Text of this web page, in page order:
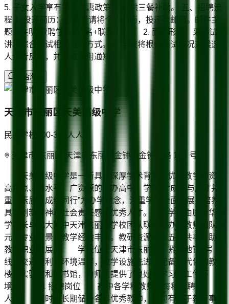
5. 子女入学享有学费优惠政策; 6.提供三餐补助。 五、招聘流
程 1. 投递简历：应聘者请将个人简历，投递至邮箱。邮件主
题请注明“应聘学科+姓名+联系方式”。 2. 面试形式：采用试
讲和综合面试相结合的方式。 3. 学校将根据面试情况对候选
人进行反馈，并发放录用通知书。
开始沟通
天津市东丽区天美高级中学
民办学校 100-300人 人
天津市/东丽区 天津市东丽区金钟街金钟河路 199 号
天美高级中学是一所具有深厚学术背景和优质教学师资的
高起点、高水平、广资源的民办高中。学校以“成长与成才并
重，素质与成绩同行”为办学理念，注重学生全面发展，培养
具有创新精神和社会责任感的优秀人才。 学校由原新华中
学校长与北大附中天津东丽湖学校团队联合创办，教师团队多
元化专业背景，教学经验丰富。教研资源与市五所共享，助力
教师职业发展。 学校位于天津市东丽区，紧邻地铁6号
线，交通便利，环境温馨，教学设施先进，配备现代化的教学
楼、实验室和图书馆，为师生提供了良好的学习和工作环
境。 01 招聘岗位 高中各学科教师，每科招聘1-2
人。 同时，长期储备各科优秀教师，欢迎有志于教育事业